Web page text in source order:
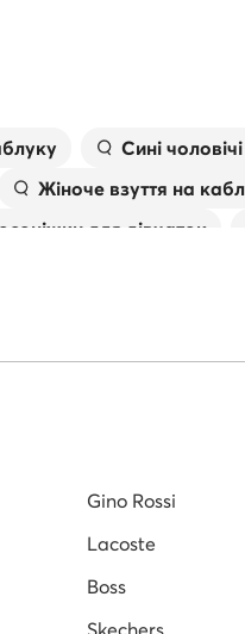
Сині
Жіноче взуття на
для дівчаток
Gino Rossi
Lacoste
Boss
Skechers